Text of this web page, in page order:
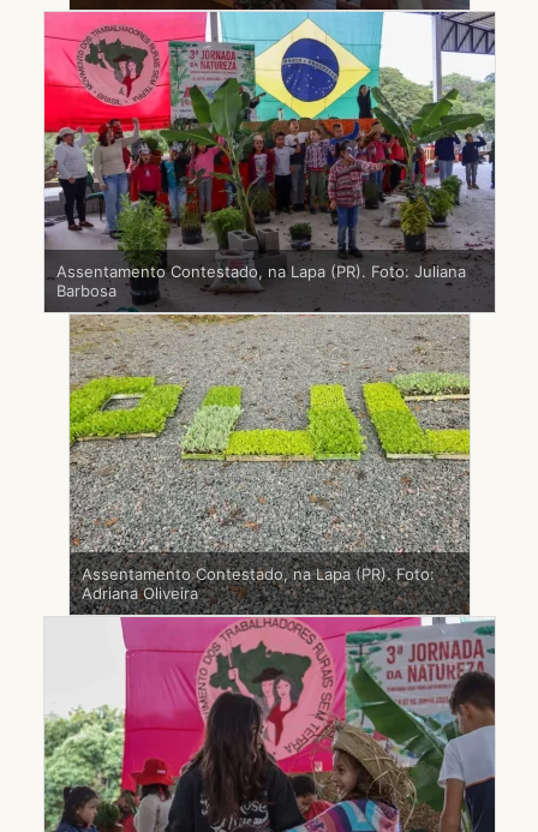
Assentamento Contestado, na Lapa (PR). Foto: Juliana
Barbosa
Assentamento Contestado, na Lapa (PR). Foto:
Adriana Oliveira